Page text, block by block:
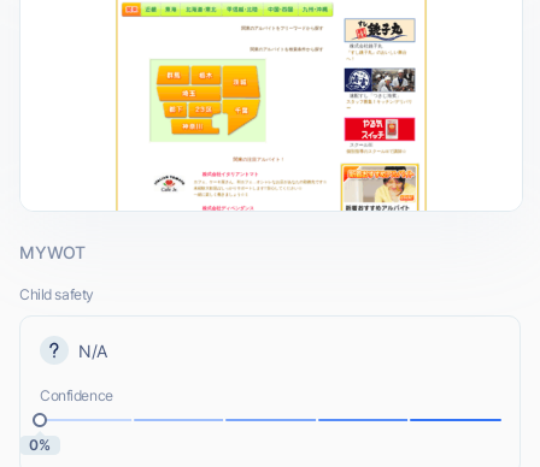
MYWOT
Child safety
N/A
Confidence
0%